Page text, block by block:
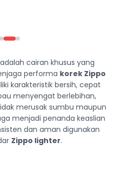
cairan khusus yang
performa korek Zippo
karakteristik bersih, cepat
menyengat berlebihan,
merusak sumbu maupun
menjadi penanda keaslian
dan aman digunakan
Zippo lighter.